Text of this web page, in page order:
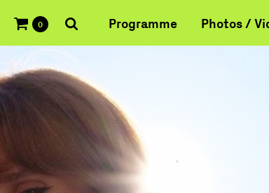
0 Programme Photos /